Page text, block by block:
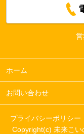
営
ホーム
お問い合わせ
プライバシーポリシー
Copyright(c) 未来こい